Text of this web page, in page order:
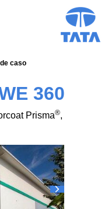
caso
360
Prisma®,